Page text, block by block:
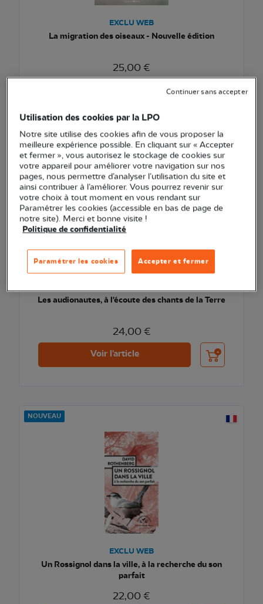
EXCLU WEB
La migration des oiseaux - Nouvelle édition
25,00 €
Ajouter au
NOUVEAU
Les audionautes, à l'écoute des chants de la Terre
24,00 €
Voir l'article Ajouter au
NOUVEAU
EXCLU WEB
Un Rossignol dans la ville, à la recherche du son
parfait
22,00 €
Utilisation des cookies par la LPO
Notre site utilise des cookies afin de vous proposer la
meilleure expérience possible. En cliquant sur « Accepter
et fermer », vous autorisez le stockage de cookies sur
votre appareil pour améliorer votre navigation sur nos
pages, nous permettre d’analyser l’utilisation du site et
ainsi contribuer à l’améliorer. Vous pourrez revenir sur
votre choix à tout moment en vous rendant sur
Paramétrer les cookies (accessible en bas de page de
notre site). Merci et bonne visite !
Politique de confidentialité
Accepter et fermer
Paramétrer les cookies
Continuer sans accepter